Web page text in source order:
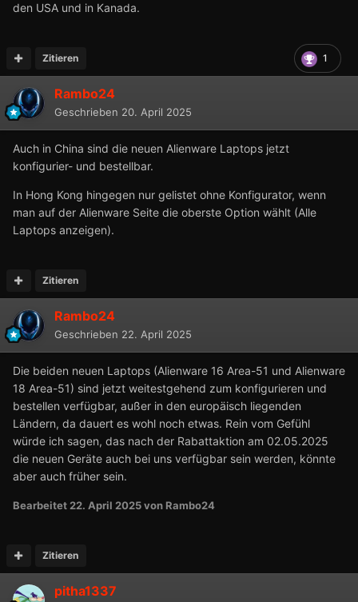
den USA und in Kanada.
1
Zitieren
Rambo24
Geschrieben 20. April 2025
Auch in China sind die neuen Alienware Laptops jetzt
konfigurier- und bestellbar.
In Hong Kong hingegen nur gelistet ohne Konfigurator, wenn
man auf der Alienware Seite die oberste Option wählt (Alle
Laptops anzeigen).
Zitieren
Rambo24
Geschrieben 22. April 2025
Die beiden neuen Laptops (Alienware 16 Area-51 und Alienware
18 Area-51) sind jetzt weitestgehend zum konfigurieren und
bestellen verfügbar, außer in den europäisch liegenden
Ländern, da dauert es wohl noch etwas. Rein vom Gefühl
würde ich sagen, das nach der Rabattaktion am 02.05.2025
die neuen Geräte auch bei uns verfügbar sein werden, könnte
aber auch früher sein.
Bearbeitet22. April 2025von Rambo24
Zitieren
pitha1337